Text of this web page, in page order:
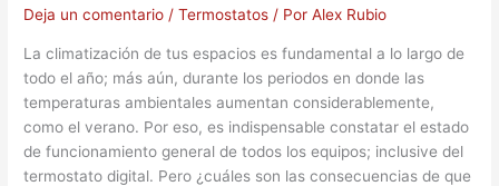
Deja un comentario /Termostatos / PorAlex Rubio
La climatización de tus espacios es fundamental a lo largo de
todo el año; más aún, durante los periodos en donde las
temperaturas ambientales aumentan considerablemente,
como el verano. Por eso, es indispensable constatar el estado
de funcionamiento general de todos los equipos; inclusive del
termostato digital. Pero ¿cuáles son las consecuencias de que